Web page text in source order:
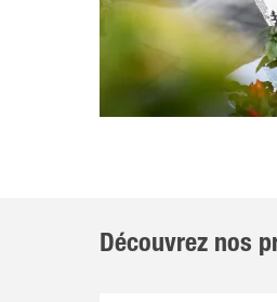
Découvrez nos